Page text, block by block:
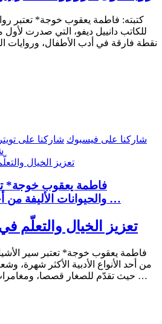
كتبته: فاطمة يعقوب خوجة* تعتبر
نقطة فارقة في أدب الأطفال،
شاركنا على فيسبوك شاركنا على تويتر
فاطمة يعقوب خوجة*
والحيوانات الأليفة من أحد الأنواع الأدبية ا …
تعزيز الخيال والتعلّم
فاطمة يعقوب خوجة* تعتبر سير
من أحد الأنواع الأدبية الأكثر شهرة،
حيث تقدّم للصغار قصصا، ومغامرات تعكس واقعهم الي …